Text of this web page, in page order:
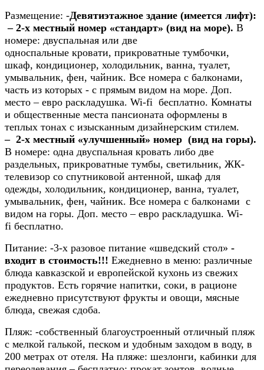
Размещение: -Девятиэтажное здание (имеется лифт):
– 2-х местный номер «стандарт» (вид на море). В
номере: двуспальная или две
односпальные кровати, прикроватные тумбочки,
шкаф, кондиционер, холодильник, ванна, туалет,
умывальник, фен, чайник. Все номера с балконами,
часть из которых - с прямым видом на море. Доп.
место – евро раскладушка. Wi-fi бесплатно. Комнаты
и общественные места пансионата оформлены в
теплых тонах с изысканным дизайнерским стилем.
– 2-х местный «улучшенный» номер (вид на горы).
В номере: одна двуспальная кровать либо две
раздельных, прикроватные тумбы, светильник, ЖК-
телевизор со спутниковой антенной, шкаф для
одежды, холодильник, кондиционер, ванна, туалет,
умывальник, фен, чайник. Все номера с балконами с
видом на горы. Доп. место – евро раскладушка. Wi-
fi бесплатно.
Питание: -3-х разовое питание «шведский стол» -
входит в стоимость!!! Ежедневно в меню: различные
блюда кавказской и европейской кухонь из свежих
продуктов. Есть горячие напитки, соки, в рационе
ежедневно присутствуют фрукты и овощи, мясные
блюда, свежая сдоба.
Пляж: -собственный благоустроенный отличный пляж
с мелкой галькой, песком и удобным заходом в воду, в
200 метрах от отеля. На пляже: шезлонги, кабинки для